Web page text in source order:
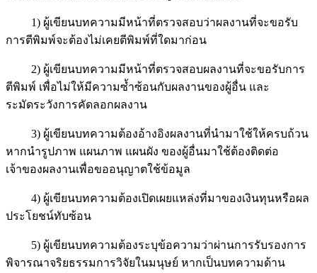
1) ผู้เขียนบทความมีหน้าที่ตรวจสอบว่าผลงานที่จะขอรับ
การตีพิมพ์จะต้องไม่เคยตีพิมพ์ที่ใดมาก่อน
2) ผู้เขียนบทความมีหน้าที่ตรวจสอบผลงานที่จะขอรับการ
ตีพิมพ์ เพื่อไม่ให้มีความซ้ำซ้อนกับผลงานของผู้อื่น และ
ระมัดระวังการคัดลอกผลงาน
3) ผู้เขียนบทความต้องอ้างอิงผลงานที่นำมาใช้ให้ครบถ้วน
หากนำรูปภาพ แผนภาพ แผนผัง ของผู้อื่นมาใช้ต้องติดต่อ
เจ้าของผลงานเพื่อขออนุญาตใช้ข้อมูล
4) ผู้เขียนบทความต้องเปิดเผยแหล่งที่มาของเงินทุนหรือผล
ประโยชน์ทับซ้อน
5) ผู้เขียนบทความต้องระบุข้อความว่าผ่านการรับรองการ
พิจารณาจริยธรรมการวิจัยในมนุษย์ หากเป็นบทความด้าน